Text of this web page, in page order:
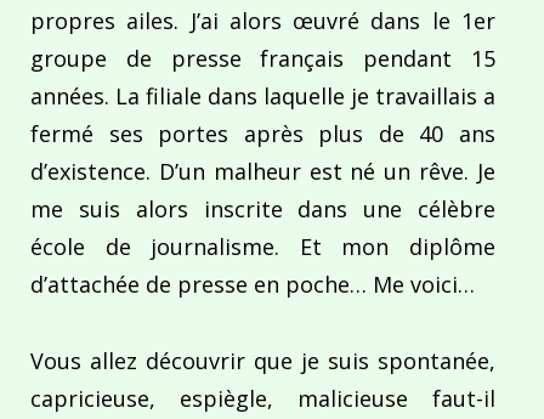
propres ailes. J’ai alors œuvré dans le 1er
groupe de presse français pendant 15
années. La filiale dans laquelle je travaillais a
fermé ses portes après plus de 40 ans
d’existence. D’un malheur est né un rêve. Je
me suis alors inscrite dans une célèbre
école de journalisme. Et mon diplôme
d’attachée de presse en poche… Me voici…
Vous allez découvrir que je suis spontanée,
capricieuse, espiègle, malicieuse faut-il